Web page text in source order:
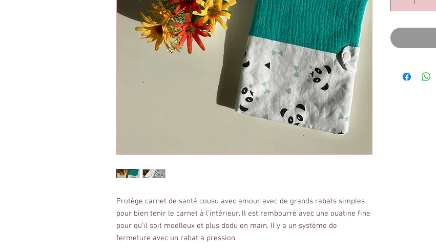
Protège carnet de santé cousu avec amour avec de grands rabats simples
pour bien tenir le carnet à l'intérieur. Il est rembourré avec une ouatine fine
pour qu'il soit moelleux et plus dodu en main. Il y a un système de
fermeture avec un rabat à pression.